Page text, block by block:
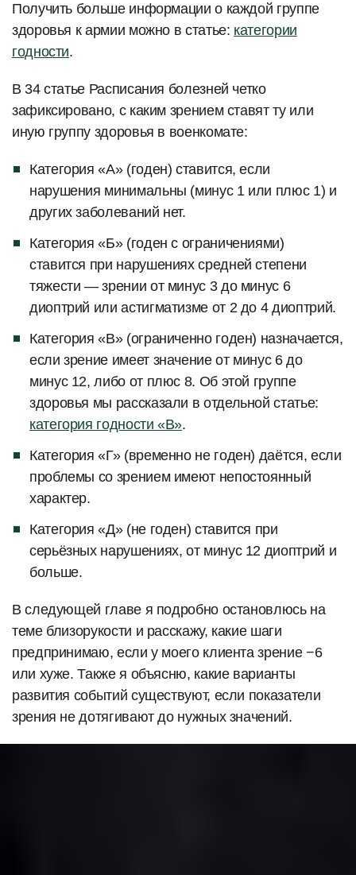
Получить больше информации о каждой группе
здоровья к армии можно в статье: категории
годности.
В 34 статье Расписания болезней четко
зафиксировано, с каким зрением ставят ту или
иную группу здоровья в военкомате:
Категория «А» (годен) ставится, если
нарушения минимальны (минус 1 или плюс 1) и
других заболеваний нет.
Категория «Б» (годен с ограничениями)
ставится при нарушениях средней степени
тяжести — зрении от минус 3 до минус 6
диоптрий или астигматизме от 2 до 4 диоптрий.
Категория «В» (ограниченно годен) назначается,
если зрение имеет значение от минус 6 до
минус 12, либо от плюс 8. Об этой группе
здоровья мы рассказали в отдельной статье:
категория годности «В».
Категория «Г» (временно не годен) даётся, если
проблемы со зрением имеют непостоянный
характер.
Категория «Д» (не годен) ставится при
серьёзных нарушениях, от минус 12 диоптрий и
больше.
В следующей главе я подробно остановлюсь на
теме близорукости и расскажу, какие шаги
предпринимаю, если у моего клиента зрение −6
или хуже. Также я объясню, какие варианты
развития событий существуют, если показатели
зрения не дотягивают до нужных значений.